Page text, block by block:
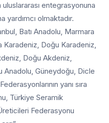
uluslararası entegrasyonuna
yardımcı olmaktadır.
Batı Anadolu, Marmara
Karadeniz, Doğu Karadeniz,
Doğu Akdeniz,
Anadolu, Güneydoğu, Dicle
yanı sıra
Türkiye Seramik
Federasyonu